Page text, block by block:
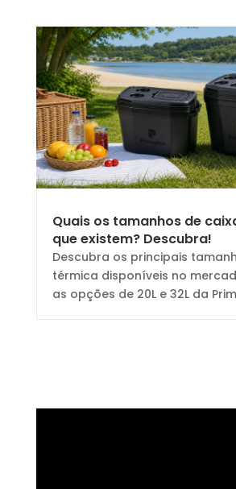
Quais os tamanhos de
que existem? Descubra!
Descubra os principais
térmica disponíveis no
as opções de 20L e 32L da